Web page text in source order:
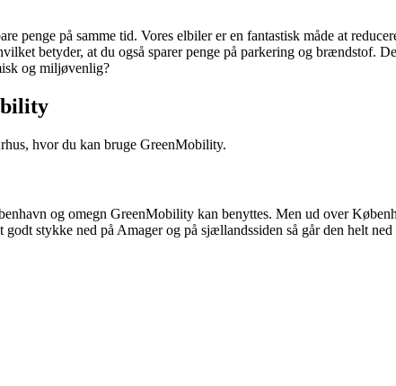
penge på samme tid. Vores elbiler er en fantastisk måde at
betyder, at du også sparer penge på parkering og brændstof.
og miljøvenlig?
hvor du kan bruge GreenMobility.
og omegn GreenMobility kan benyttes. Men ud over
stykke ned på Amager og på sjællandssiden så går den helt